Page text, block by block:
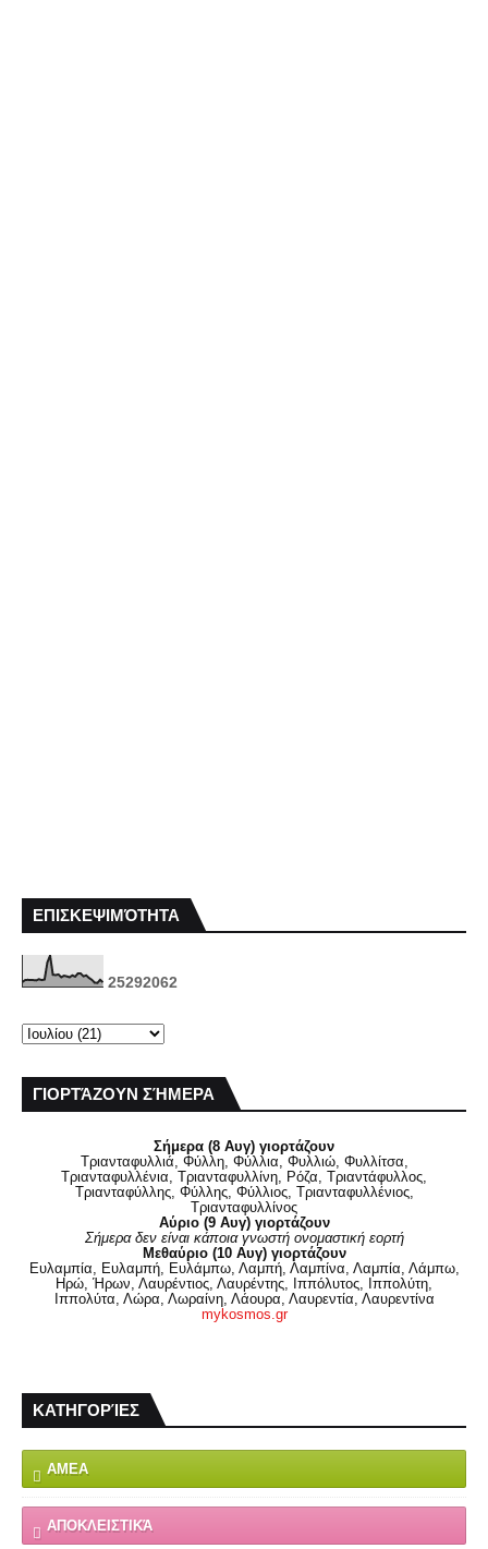
ΕΠΙΣΚΕΨΙΜΌΤΗΤΑ
25292062
ΓΙΟΡΤΆΖΟΥΝ ΣΉΜΕΡΑ
Σήμερα (8 Αυγ) γιορτάζουν
Τριανταφυλλιά, Φύλλη, Φύλλια, Φυλλιώ, Φυλλίτσα,
Τριανταφυλλένια, Τριανταφυλλίνη, Ρόζα, Τριαντάφυλλος,
Τριανταφύλλης, Φύλλης, Φύλλιος, Τριανταφυλλένιος,
Τριανταφυλλίνος
Αύριο (9 Αυγ) γιορτάζουν
Σήμερα δεν είναι κάποια γνωστή ονομαστική εορτή
Μεθαύριο (10 Αυγ) γιορτάζουν
Ευλαμπία, Ευλαμπή, Ευλάμπω, Λαμπή, Λαμπίνα, Λαμπία, Λάμπω,
Ηρώ, Ήρων, Λαυρέντιος, Λαυρέντης, Ιππόλυτος, Ιππολύτη,
Ιππολύτα, Λώρα, Λωραίνη, Λάουρα, Λαυρεντία, Λαυρεντίνα
mykosmos.gr
ΚΑΤΗΓΟΡΊΕΣ
ΑΜΕΑ
ΑΠΟΚΛΕΙΣΤΙΚΆ